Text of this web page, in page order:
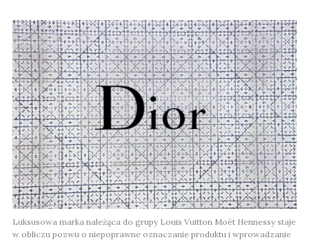
Luksusowa marka należąca do grupy Louis Vuitton Moët Hennessy staje
w obliczu pozwu o niepoprawne oznaczanie produktu i wprowadzanie